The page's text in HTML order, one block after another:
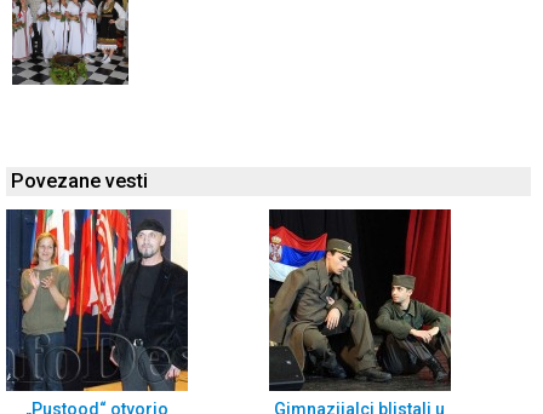
Povezane vesti
„Pustood“ otvorio Gimnazijalci blistali u